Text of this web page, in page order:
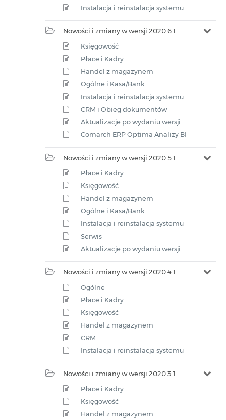
Instalacja i reinstalacja systemu
Nowości i zmiany w wersji 2020.6.1
Księgowość
Płace i Kadry
Handel z magazynem
Ogólne i Kasa/Bank
Instalacja i reinstalacja systemu
CRM i Obieg dokumentów
Aktualizacje po wydaniu wersji
Comarch ERP Optima Analizy BI
Nowości i zmiany w wersji 2020.5.1
Płace i Kadry
Księgowość
Handel z magazynem
Ogólne i Kasa/Bank
Instalacja i reinstalacja systemu
Serwis
Aktualizacje po wydaniu wersji
Nowości i zmiany w wersji 2020.4.1
Ogólne
Płace i Kadry
Księgowość
Handel z magazynem
CRM
Instalacja i reinstalacja systemu
Nowości i zmiany w wersji 2020.3.1
Płace i Kadry
Księgowość
Handel z magazynem